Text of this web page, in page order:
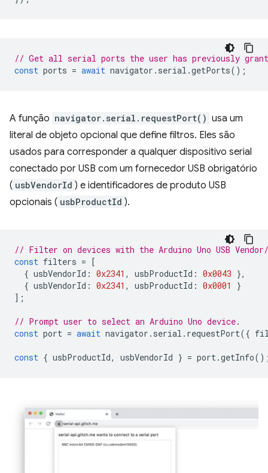
// Get all serial ports the user has previously
const ports = await navigator . serial .getPorts();
A função navigator.serial.requestPort() usa um
literal de objeto opcional que define filtros. Eles são
usados para corresponder a qualquer dispositivo serial
conectado por USB com um fornecedor USB obrigatório
( usbVendorId ) e identificadores de produto USB
opcionais ( usbProductId ).
// Filter on devices with the Arduino Uno USB
const filters = [
{ usbVendorId : 0x2341 , usbProductId : 0x0043 },
{ usbVendorId : 0x2341 , usbProductId : 0x0001
}
];
// Prompt user to select an Arduino Uno device.
const port = await navigator . serial . requestPort({
const { usbProductId, usbVendorId } = port.getInfo